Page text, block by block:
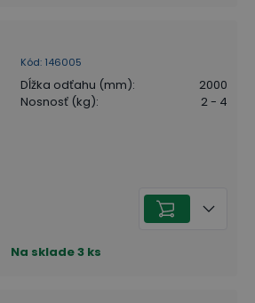
Kód: 146005
Dĺžka odťahu (mm):
2000
Nosnosť (kg): 2 - 4
Na sklade3 ks